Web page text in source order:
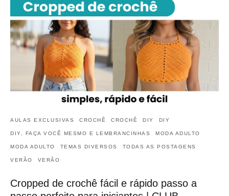
AULAS EXCLUSIVAS CROCHÊ CROCHÊ DIY DIY
DIY, FAÇA VOCÊ MESMO E LEMBRANCINHAS MODA ADULTO
MODA ADULTO TEMAS DIVERSOS TODAS AS POSTAGENS
VERÃO VERÃO
Cropped de crochê fácil e rápido passo a